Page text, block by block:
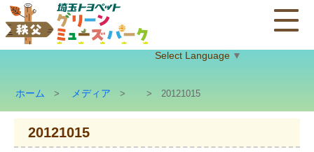
Select Language ▼
ホーム > メディア > > 20121015
20121015